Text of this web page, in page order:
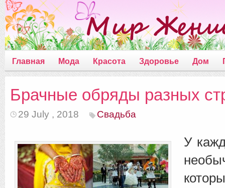
Главная Мода Красота Здоровье Дом
Брачные обряды разных
29 July , 2018 Свадьба
У